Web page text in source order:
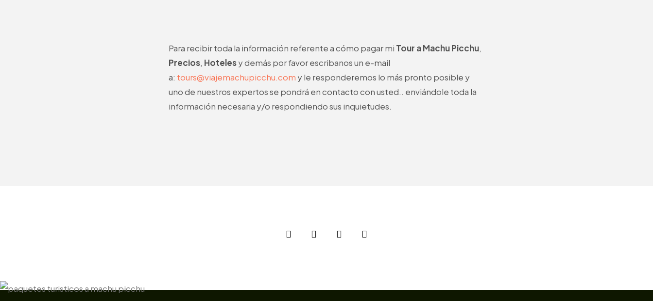
Para recibir toda la información referente a cómo pagar mi Tour a Machu Picchu,
Precios, Hotelesy demás por favor escribanos un e-mail
a: tours@viajemachupicchu.com y le responderemos lo más pronto posible y
uno de nuestros expertos se pondrá en contacto con usted.. enviándole toda la
información necesaria y/o respondiendo sus inquietudes.